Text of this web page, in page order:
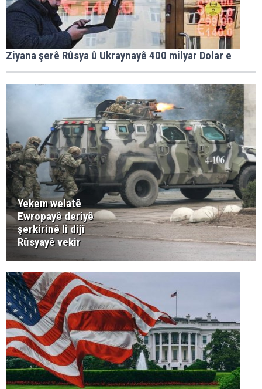
Ziyana şerê Rûsya û Ukraynayê 400 milyar Dolar e
Yekem welatê
Ewropayê deriyê
şerkirinê li dijî
Rûsyayê vekir